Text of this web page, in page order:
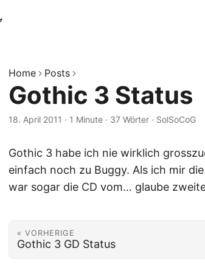
Home Posts
Gothic 3 Status
18. April 2011 · 1 Minute · 37 Wörter · SolSoCoG
Gothic 3 habe ich nie wirklich
einfach noch zu Buggy. Als ich mir
war sogar die CD vom… glaube
« VORHERIGE
Gothic 3 GD Status